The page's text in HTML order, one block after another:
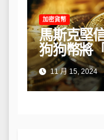
加密貨幣
馬斯克堅
狗狗幣將
析他的長
11 月 15, 2024